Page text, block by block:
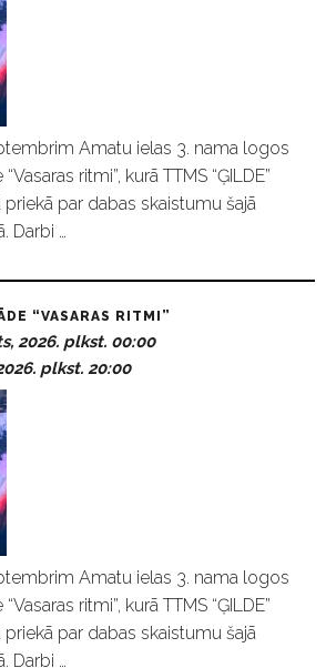
Amatu ielas 3. nama logos
ritmi”, kurā TTMS “ĢILDE”
par dabas skaistumu šajā
Darbi …
“VASARAS RITMI”
2026. plkst. 00:00
plkst. 20:00
Amatu ielas 3. nama logos
ritmi”, kurā TTMS “ĢILDE”
par dabas skaistumu šajā
Darbi …